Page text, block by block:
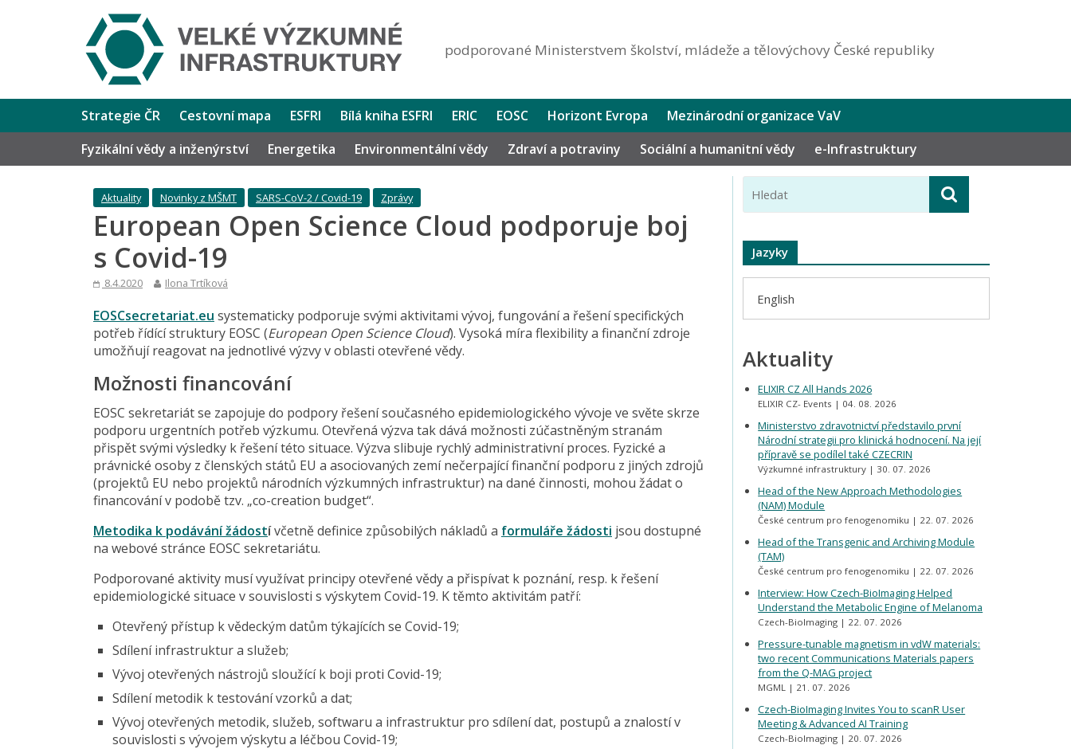
podporované Ministerstvem školství, mládeže a tělovýchovy České republiky
Strategie ČR Cestovní mapa ESFRI Bílá kniha ESFRI ERIC EOSC Horizont Evropa
Mezinárodní organizace VaV
Fyzikální vědy a inženýrství
Energetika Environmentální vědy Zdraví a potraviny Sociální a humanitní vědy e-Infrastruktury
Aktuality Novinky z MŠMT SARS-CoV-2 / Covid-19 Zprávy
European Open Science Cloud podporuje boj
s Covid-19
8.4.2020 Ilona Trtíková
EOSCsecretariat.eu systematicky podporuje svými aktivitami vývoj, fungování a řešení specifických
potřeb řídící struktury EOSC (European Open Science Cloud). Vysoká míra flexibility a finanční zdroje
umožňují reagovat na jednotlivé výzvy v oblasti otevřené vědy.
Možnosti financování
EOSC sekretariát se zapojuje do podpory řešení současného epidemiologického vývoje ve světe skrze
podporu urgentních potřeb výzkumu. Otevřená výzva tak dává možnosti zúčastněným stranám
přispět svými výsledky k řešení této situace. Výzva slibuje rychlý administrativní proces. Fyzické a
právnické osoby z členských států EU a asociovaných zemí nečerpající finanční podporu z jiných zdrojů
(projektů EU nebo projektů národních výzkumných infrastruktur) na dané činnosti, mohou žádat o
financování v podobě tzv. „co-creation budget“.
Metodika k podávání žádostívčetně definice způsobilých nákladů a formuláře žádosti jsou dostupné
na webové stránce EOSC sekretariátu.
Podporované aktivity musí využívat principy otevřené vědy a přispívat k poznání, resp. k řešení
epidemiologické situace v souvislosti s výskytem Covid-19. K těmto aktivitám patří:
Otevřený přístup k vědeckým datům týkajících se Covid-19;
Sdílení infrastruktur a služeb;
Vývoj otevřených nástrojů sloužící k boji proti Covid-19;
Sdílení metodik k testování vzorků a dat;
Vývoj otevřených metodik, služeb, softwaru a infrastruktur pro sdílení dat, postupů a znalostí v
souvislosti s vývojem výskytu a léčbou Covid-19;
Jazyky
English
Aktuality
ELIXIR CZ All Hands 2026
ELIXIR CZ- Events 04. 08. 2026
Ministerstvo zdravotnictví představilo první
Národní strategii pro klinická hodnocení. Na její
přípravě se podílel také CZECRIN
Výzkumné infrastruktury 30. 07. 2026
Head of the New Approach Methodologies
(NAM) Module
České centrum pro fenogenomiku 22. 07. 2026
Head of the Transgenic and Archiving Module
(TAM)
České centrum pro fenogenomiku 22. 07. 2026
Interview: How Czech-BioImaging Helped
Understand the Metabolic Engine of Melanoma
Czech-BioImaging 22. 07. 2026
Pressure-tunable magnetism in vdW materials:
two recent Communications Materials papers
from the Q-MAG project
MGML 21. 07. 2026
Czech-BioImaging Invites You to scanR User
Meeting & Advanced AI Training
Czech-BioImaging 20. 07. 2026